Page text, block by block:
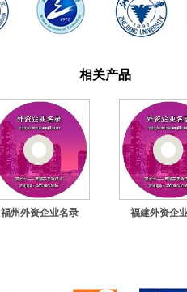
相关产品
福州外资企业名录 福建外资企